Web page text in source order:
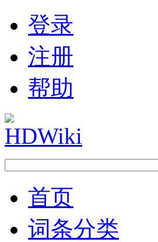
登录
注册
帮助
首页
词条分类